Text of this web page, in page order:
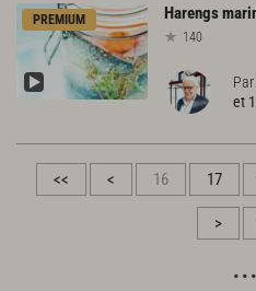
PREMIUM Harengs
140
Par
et
<< < 16 17
>